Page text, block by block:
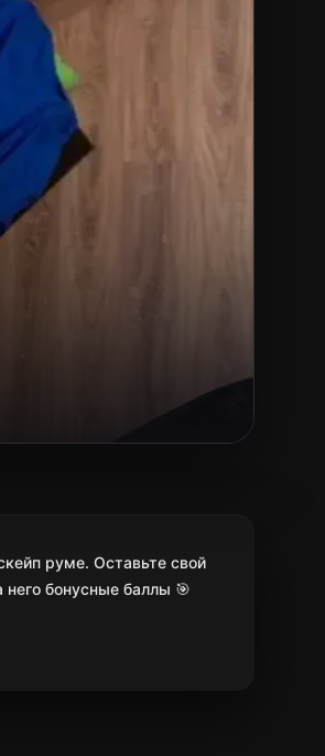
руме. Оставьте свой
него бонусные баллы 🎯